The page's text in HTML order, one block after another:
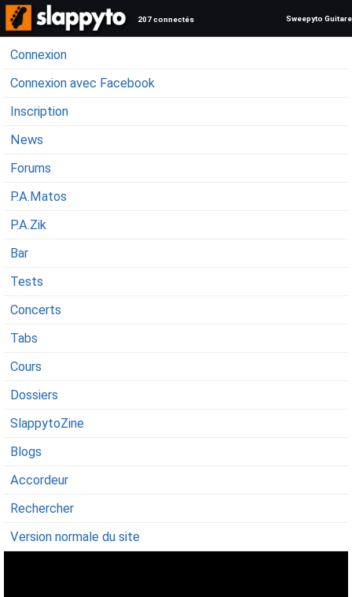
207 connectés Sweepyto Guitare
Connexion
Connexion avec Facebook
Inscription
News
Forums
P.A.Matos
P.A.Zik
Bar
Tests
Concerts
Tabs
Cours
Dossiers
SlappytoZine
Blogs
Accordeur
Rechercher
Version normale du site